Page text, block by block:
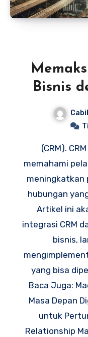
Bisnis
(CRM).
memahami
meningkatkan
hubungan
Artikel ini
integrasi CRM
bisnis,
yang bisa
Baca Juga:
Masa Depan
untuk
Relationship